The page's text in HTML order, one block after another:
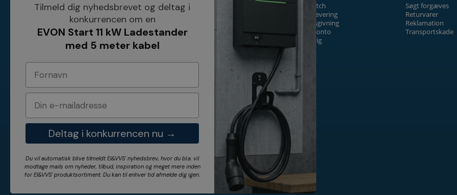
NETSALG EL & VVS APS
Søndergårdsvej 44
Danmark
Cvr nr. 26117275
Blog
Åbningstider
Hvem er vi ?
Bankoplysninger
Privatlivspolitik
Prismatch
Fragt/levering
Tilbudsgivning
Firmakonto
Offentlig
Søgt forgæves
Returvarer
Reklamation
Transportskade
Tilmeld dig nyhedsbrevet og deltag i
konkurrencen om en
EVON Start 11 kW Ladestander
med 5 meter kabel
Deltag i konkurrencen nu →
Du vil automatisk blive tilmeldt El&VVS' nyhedsbrev, hvor du bl.a. vil
modtage mails om nyheder, tilbud, inspiration og meget mere inden
for El&VVS' produktsortiment. Du kan til enhver tid afmelde dig igen.